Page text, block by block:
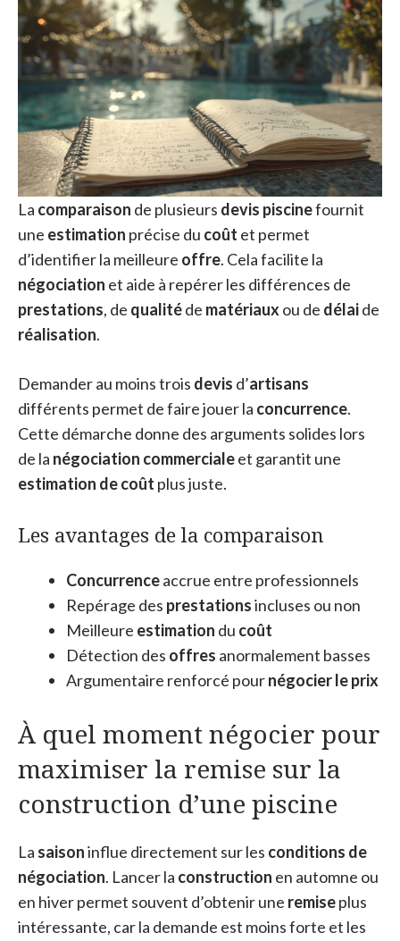
La comparaison de plusieurs devis piscinefournit
une estimation précise du coût et permet
d’identifier la meilleure offre. Cela facilite la
négociation et aide à repérer les différences de
prestations, de qualitéde matériaux ou de délaide
réalisation.
Demander au moins trois devis d’artisans
différents permet de faire jouer la concurrence.
Cette démarche donne des arguments solides lors
de la négociation commercialeet garantit une
estimation de coût plus juste.
Les avantages de la comparaison
Concurrenceaccrue entre professionnels
Repérage des prestationsincluses ou non
Meilleure estimation du coût
Détection des offres anormalement basses
Argumentaire renforcé pournégocier le prix
À quel moment négocier pour
maximiser la remise sur la
construction d’une piscine
La saisoninflue directement sur les conditions de
négociation. Lancer la construction en automne ou
en hiver permet souvent d’obtenir une remiseplus
intéressante, car la demande est moins forte et les